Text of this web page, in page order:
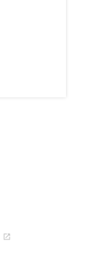
open_in_new